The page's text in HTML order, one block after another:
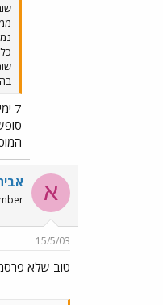
7 ימים הוא מוסף של ידיעות אחרונות
א אביתר
15/5/03
טוב שלא